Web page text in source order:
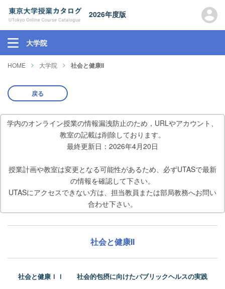
2026年度版
大学院
HOME 大学院 社会と健康II
戻る
学内のオンライン授業の情報漏洩防止のため，URLやアカウント、
教室の記載は削除しております。
最終更新日：2026年4月20日
授業計画や教室は変更となる可能性があるため、必ずUTASで最新
の情報を確認して下さい。
UTASにアクセスできない方は、担当教員または部局教務へお問い
合わせ下さい。
社会と健康II
社会と健康ＩＩ 社会的包摂に向けたパブリックヘルスの実践